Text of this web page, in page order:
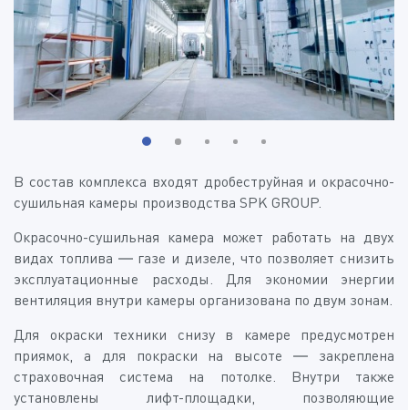
В состав комплекса входят дробеструйная и окрасочно-
сушильная камеры производства SPK GROUP.
Окрасочно-сушильная камера может работать на двух
видах топлива — газе и дизеле, что позволяет снизить
эксплуатационные расходы. Для экономии энергии
вентиляция внутри камеры организована по двум зонам.
Для окраски техники снизу в камере предусмотрен
приямок, а для покраски на высоте — закреплена
страховочная система на потолке. Внутри также
установлены лифт-площадки, позволяющие